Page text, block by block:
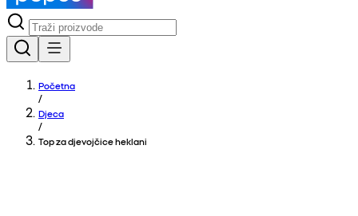
Početna
/
Djeca
/
Top za djevojčice heklani